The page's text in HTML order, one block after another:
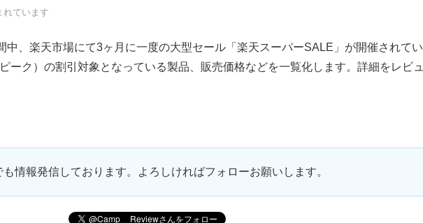
れています
中、楽天市場にて3ヶ月に一度の大型セール「楽天スーパーSALE」が開催されてい
ーク）の割引対象となっている製品、販売価格などを一覧化します。詳細をレビュ
情報発信しております。よろしければフォローお願いします。